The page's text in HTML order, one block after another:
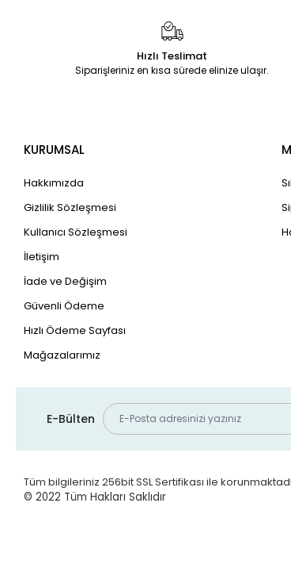
Hızlı Teslimat
Siparişleriniz en kısa sürede elinize ulaşır.
KURUMSAL
Hakkımızda
Gizlilik Sözleşmesi
Kullanıcı Sözleşmesi
İletişim
İade ve Değişim
Güvenli Ödeme
Hızlı Ödeme Sayfası
Mağazalarımız
E-Bülten
Tüm bilgileriniz 256bit SSL Sertifikası ile
© 2022 Tüm Hakları Saklıdır